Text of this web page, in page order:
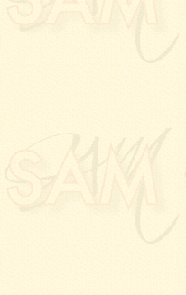
Gérard
Toulouse
l'accueil
à l'Hotel